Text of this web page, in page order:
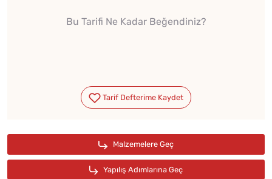
Bu Tarifi Ne Kadar Beğendiniz?